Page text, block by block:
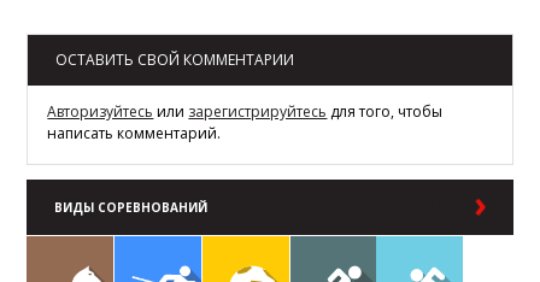
ОСТАВИТЬ СВОЙ КОММЕНТАРИИ
Авторизуйтесь или зарегистрируйтесь для того, чтобы
написать комментарий.
ВИДЫ СОРЕВНОВАНИЙ